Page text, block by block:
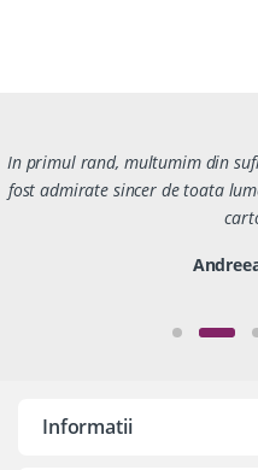
In primul rand, multumim din
fost admirate sincer de toata
Informatii